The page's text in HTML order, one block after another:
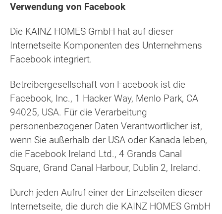
Verwendung von Facebook
Die KAINZ HOMES GmbH hat auf dieser
Internetseite Komponenten des Unternehmens
Facebook integriert.
Betreibergesellschaft von Facebook ist die
Facebook, Inc., 1 Hacker Way, Menlo Park, CA
94025, USA. Für die Verarbeitung
personenbezogener Daten Verantwortlicher ist,
wenn Sie außerhalb der USA oder Kanada leben,
die Facebook Ireland Ltd., 4 Grands Canal
Square, Grand Canal Harbour, Dublin 2, Ireland.
Durch jeden Aufruf einer der Einzelseiten dieser
Internetseite, die durch die KAINZ HOMES GmbH